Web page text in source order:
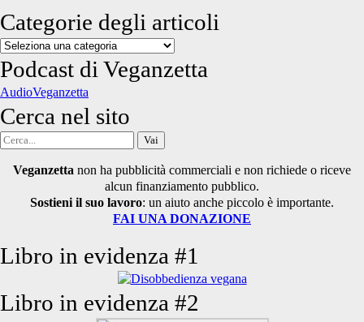
Categorie degli articoli
Categorie
degli
articoli
Podcast di Veganzetta
AudioVeganzetta
Cerca nel sito
Cerca
Veganzetta non ha pubblicità commerciali e non richiede o riceve
alcun finanziamento pubblico.
Sostieni il suo lavoro: un aiuto anche piccolo è importante.
FAI UNA DONAZIONE
Libro in evidenza #1
Libro in evidenza #2